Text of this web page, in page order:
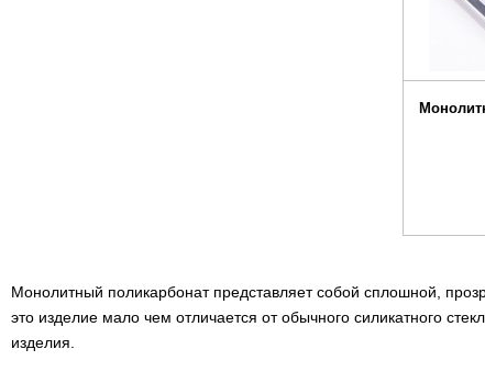
Монолитный поликарбонат представляет собой сплошной,
это изделие мало чем отличается от обычного силикатного
изделия.